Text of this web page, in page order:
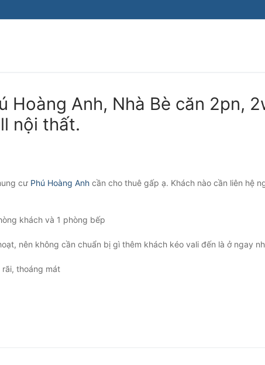
Hoàng Anh, Nhà Bè căn 2pn,
nội thất.
cư Phú Hoàng Anh cần cho thuê gấp ạ. Khách nào cần liên hệ
khách và 1 phòng bếp
nên không cần chuẩn bị gì thêm khách kéo vali đến là ở ngay
thoáng mát